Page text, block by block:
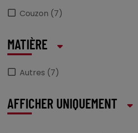
Couzon (7)
MATIÈRE
Autres (7)
AFFICHER UNIQUEMENT